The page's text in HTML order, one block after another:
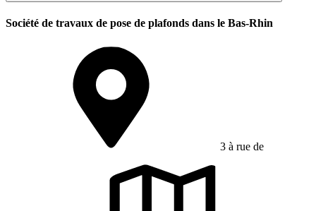
Société de travaux de pose de plafonds dans le Bas-Rhin
3 à rue de